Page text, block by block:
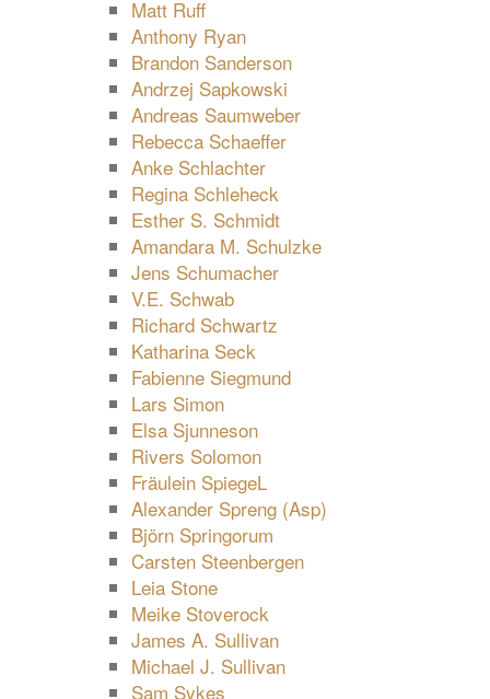
Matt Ruff
Anthony Ryan
Brandon Sanderson
Andrzej Sapkowski
Andreas Saumweber
Rebecca Schaeffer
Anke Schlachter
Regina Schleheck
Esther S. Schmidt
Amandara M. Schulzke
Jens Schumacher
V.E. Schwab
Richard Schwartz
Katharina Seck
Fabienne Siegmund
Lars Simon
Elsa Sjunneson
Rivers Solomon
Fräulein SpiegeL
Alexander Spreng (Asp)
Björn Springorum
Carsten Steenbergen
Leia Stone
Meike Stoverock
James A. Sullivan
Michael J. Sullivan
Sam Sykes